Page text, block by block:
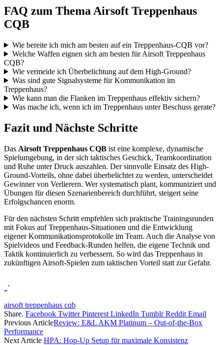
FAQ zum Thema Airsoft Treppenhaus
CQB
Wie bereite ich mich am besten auf ein Treppenhaus-CQB vor?
Welche Waffen eignen sich am besten für Airsoft Treppenhaus
CQB?
Wie vermeide ich Überbelichtung auf dem High-Ground?
Was sind gute Signalsysteme für Kommunikation im
Treppenhaus?
Wie kann man die Flanken im Treppenhaus effektiv sichern?
Was mache ich, wenn ich im Treppenhaus unter Beschuss gerate?
Fazit und Nächste Schritte
Das Airsoft Treppenhaus CQB ist eine komplexe, dynamische
Spielumgebung, in der sich taktisches Geschick, Teamkoordination
und Ruhe unter Druck auszahlen. Der sinnvolle Einsatz des High-
Ground-Vorteils, ohne dabei überbelichtet zu werden, unterscheidet
Gewinner von Verlierern. Wer systematisch plant, kommuniziert und
Übungen für diesen Szenarienbereich durchführt, steigert seine
Erfolgschancen enorm.
Für den nächsten Schritt empfehlen sich praktische Trainingsrunden
mit Fokus auf Treppenhaus-Situationen und die Entwicklung
eigener Kommunikationsprotokolle im Team. Auch die Analyse von
Spielvideos und Feedback-Runden helfen, die eigene Technik und
Taktik kontinuierlich zu verbessern. So wird das Treppenhaus in
zukünftigen Airsoft-Spielen zum taktischen Vorteil statt zur Gefahr.
„`
airsoft treppenhaus cqb
Share. Facebook Twitter Pinterest LinkedIn Tumblr Reddit Email
Previous ArticleReview: E&L AKM Platinum – Out-of-the-Box
Performance
Next Article HPA: Hop-Up Setup für maximale Konsistenz